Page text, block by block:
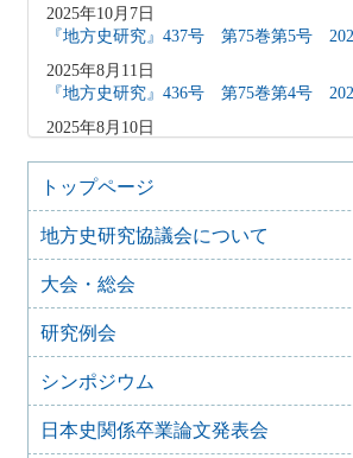
2025年10月7日
『地方史研究』437号 第75巻第5号
2025年8月11日
『地方史研究』436号 第75巻第4号
2025年8月10日
2025年6月9日
『地方史研究』435号 第75巻第3号
2025年4月9日
『地方史研究』434号 第75巻第2号
2025年2月10日
『地方史研究』433号 第75巻第1号
2025年1月15日
『地方史研究』432号 第74巻第6号
『地方史研究』431号 第74巻第5号
トップページ
地方史研究協議会について
大会・総会
研究例会
シンポジウム
日本史関係卒業論文発表会